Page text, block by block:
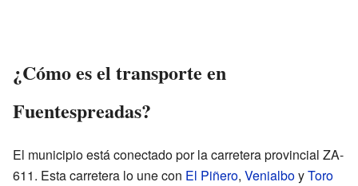
¿Cómo es el transporte en
Fuentespreadas?
El municipio está conectado por la carretera provincial ZA-
611. Esta carretera lo une con El Piñero, VenialboyToro